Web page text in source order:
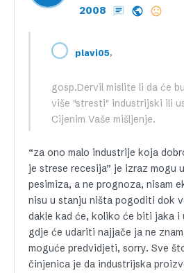
2008
plavi05,
gosp.Dervil mislite li da će
više "stresti" industrijski ili
Cijenim Vaše mišljenje.
“za ono malo industrije koja
je strese recesija” je izraz mogu
pesimiza, a ne prognoza, nisam
nisu u stanju ništa pogoditi dok
dakle kad će, koliko će biti jaka i
gdje će udariti najjače ja ne
moguće predvidjeti, sorry. Sve
činjenica je da industrijska